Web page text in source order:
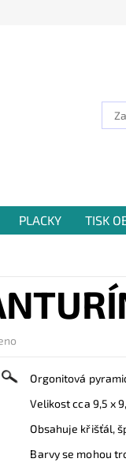
PLACKY TISK
Orgonitová
Velikost cca 9,5 x
Obsahuje křišťál,
Barvy se mohou